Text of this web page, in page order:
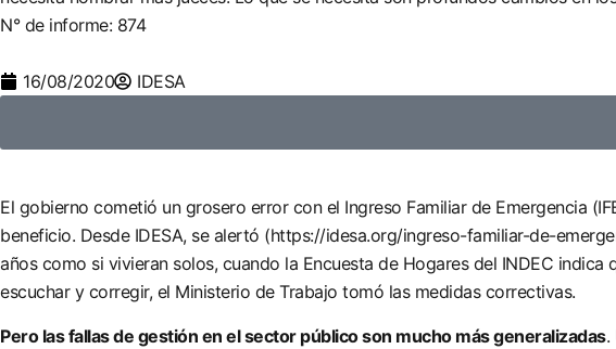
N° de informe: 874
16/08/2020
IDESA
El gobierno cometió un grosero error con el Ingreso Familiar de Emergencia
beneficio. Desde IDESA, se alertó (https://idesa.org/ingreso-familiar-de-
años como si vivieran solos, cuando la Encuesta de Hogares del INDEC
escuchar y corregir, el Ministerio de Trabajo tomó las medidas correctivas.
Pero las fallas de gestión en el sector público son mucho más generalizadas.